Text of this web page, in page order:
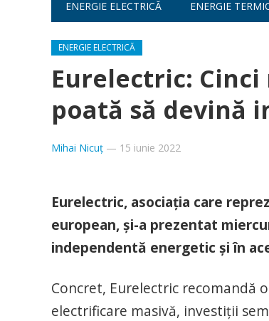
ENERGIE ELECTRICĂ ENERGIE
ENERGIE ELECTRICĂ
Eurelectric:
poată să devină
Mihai Nicuț — 15 iunie 2022
Eurelectric, asociaţia care
european, şi-a prezentat
independentă energetic şi în
Concret, Eurelectric recomandă
electrificare masivă, investiţii